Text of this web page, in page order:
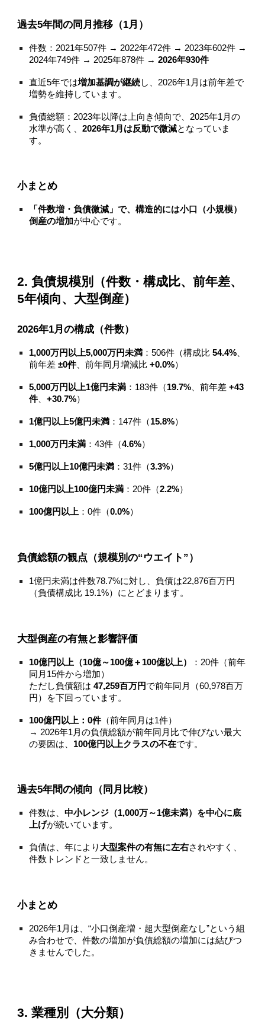
過去5年間の同月推移（1月）
件数：2021年507件 → 2022年472件 → 2023年602件 →
2024年749件 → 2025年878件 →2026年930件
直近5年では増加基調が継続し、2026年1月は前年差で
増勢を維持しています。
負債総額：2023年以降は上向き傾向で、2025年1月の
水準が高く、2026年1月は反動で微減となっていま
す。
小まとめ
「件数増・負債微減」で、構造的には小口（小規模）
倒産の増加が中心です。
2. 負債規模別（件数・構成比、前年差、
5年傾向、大型倒産）
2026年1月の構成（件数）
1,000万円以上5,000万円未満 ：506件（構成比54.4%、
前年差±0件、前年同月増減比+0.0%）
5,000万円以上1億円未満 ：183件（19.7%、前年差+43
件、+30.7%）
1億円以上5億円未満 ：147件（15.8%）
1,000万円未満 ：43件（4.6%）
5億円以上10億円未満 ：31件（3.3%）
10億円以上100億円未満 ：20件（2.2%）
100億円以上 ：0件（0.0%）
負債総額の観点（規模別の“ウエイト”）
1億円未満は件数78.7%に対し、負債は22,876百万円
（負債構成比 19.1%）にとどまります。
大型倒産の有無と影響評価
10億円以上（10億～100億＋100億以上）
：20件（前年
同月15件から増加）
ただし負債額は47,259百万円で前年同月（60,978百万
円）を下回っています。
100億円以上：0件 （前年同月は1件）
→ 2026年1月の負債総額が前年同月比で伸びない最大
の要因は、 100億円以上クラスの不在です。
過去5年間の傾向（同月比較）
件数は、中小レンジ（1,000万～1億未満）を中心に底
上げが続いています。
負債は、年により 大型案件の有無に左右されやすく、
件数トレンドと一致しません。
小まとめ
2026年1月は、“小口倒産増・超大型倒産なし”という組
み合わせで、件数の増加が負債総額の増加には結びつ
きませんでした。
3. 業種別（大分類）